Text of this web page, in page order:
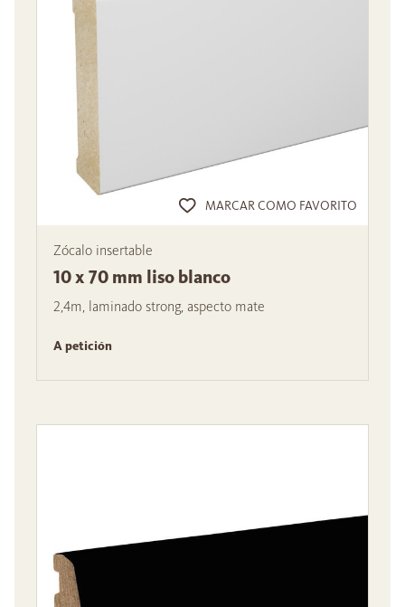
MARCAR COMO FAVORITO
Zócalo insertable
10 x 70 mm liso blanco
2,4m, laminado strong, aspecto mate
A petición